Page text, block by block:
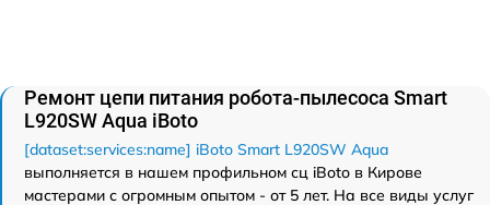
Ремонт цепи питания робота-пылесоса Smart
L920SW Aqua iBoto
[dataset:services:name] iBoto Smart L920SW Aqua
выполняется в нашем профильном сц iBoto в Кирове
мастерами с огромным опытом - от 5 лет. На все виды услуг